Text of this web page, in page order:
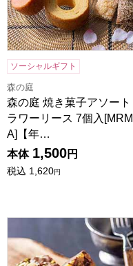
ソーシャルギフト
森の庭
森の庭 焼き菓子アソート
ラワーリース 7個入
A]【年…
本体 1,500円
税込 1,620円
ホシフルーツ ナッツと